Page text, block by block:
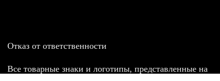
Отказ от ответственности
Все товарные знаки и логотипы, представленные на